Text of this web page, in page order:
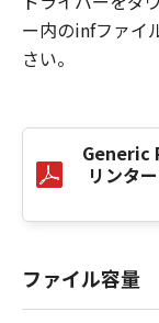
損害の可能
同様です。
(3) キヤノン
ウェア」
起因または
じたいかな
ないものと
８．契約期間
(1) 本契約
ー内のinfファイ
さい。
Generic
リンタ
ファイル容量